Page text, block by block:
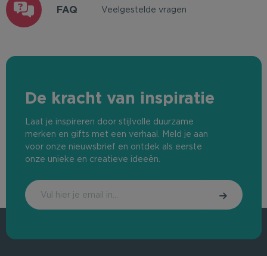
FAQ Veelgestelde vragen
De kracht van inspiratie
Laat je inspireren door stijlvolle duurzame
merken en gifts met een verhaal. Meld je aan
voor onze nieuwsbrief en ontdek als eerste
onze unieke en creatieve ideeën.